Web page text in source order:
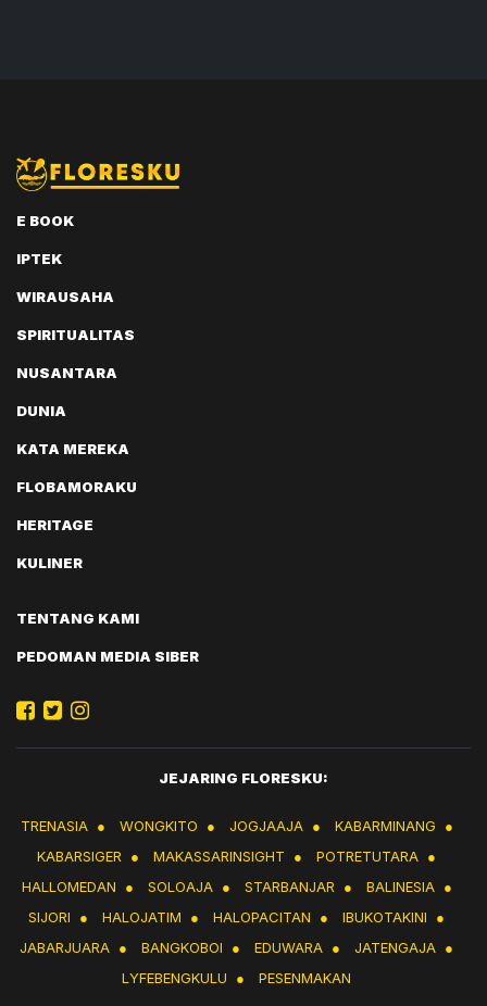
E BOOK
IPTEK
WIRAUSAHA
SPIRITUALITAS
NUSANTARA
DUNIA
KATA MEREKA
FLOBAMORAKU
HERITAGE
KULINER
TENTANG KAMI
PEDOMAN MEDIA SIBER
JEJARING FLORESKU:
TRENASIA ● WONGKITO ● JOGJAAJA ● KABARMINANG
●
KABARSIGER
● MAKASSARINSIGHT ● POTRETUTARA ●
HALLOMEDAN
● SOLOAJA ● STARBANJAR ● BALINESIA ●
SIJORI
● HALOJATIM ● HALOPACITAN ● IBUKOTAKINI
●
JABARJUARA ● BANGKOBOI ● EDUWARA ● JATENGAJA ●
LYFEBENGKULU
● PESENMAKAN